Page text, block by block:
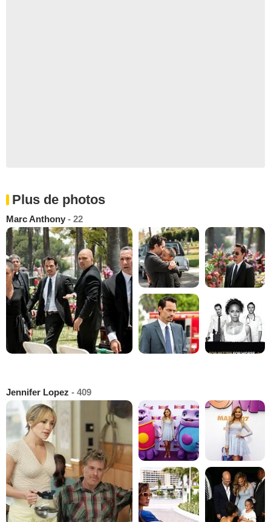
Plus de photos
Marc Anthony - 22
Jennifer Lopez - 409